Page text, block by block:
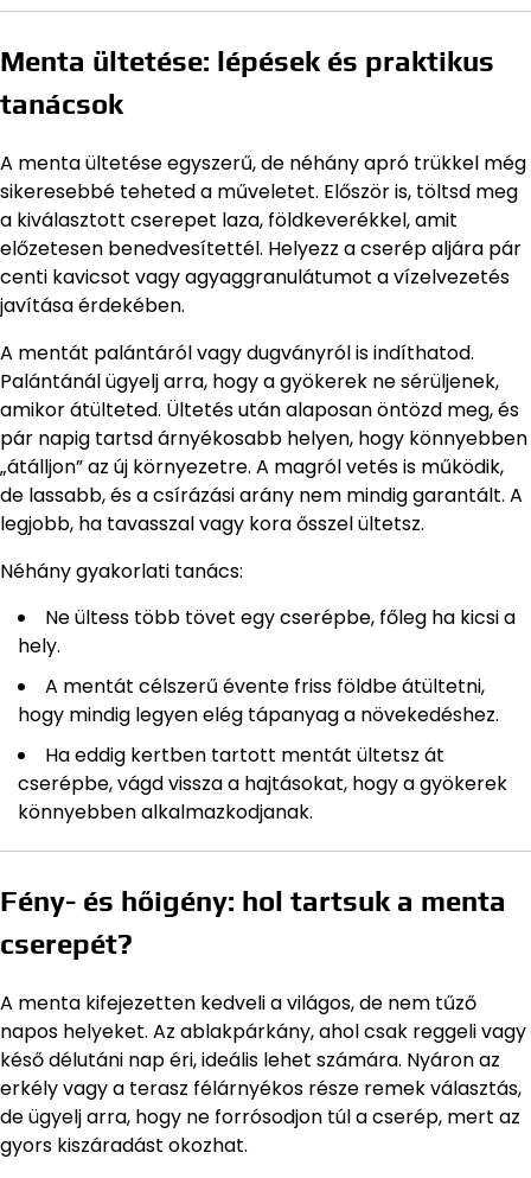
Menta ültetése: lépések és praktikus
tanácsok
A menta ültetése egyszerű, de néhány apró trükkel még
sikeresebbé teheted a műveletet. Először is, töltsd meg
a kiválasztott cserepet laza, földkeverékkel, amit
előzetesen benedvesítettél. Helyezz a cserép aljára pár
centi kavicsot vagy agyaggranulátumot a vízelvezetés
javítása érdekében.
A mentát palántáról vagy dugványról is indíthatod.
Palántánál ügyelj arra, hogy a gyökerek ne sérüljenek,
amikor átülteted. Ültetés után alaposan öntözd meg, és
pár napig tartsd árnyékosabb helyen, hogy könnyebben
„átálljon” az új környezetre. A magról vetés is működik,
de lassabb, és a csírázási arány nem mindig garantált. A
legjobb, ha tavasszal vagy kora ősszel ültetsz.
Néhány gyakorlati tanács:
Ne ültess több tövet egy cserépbe, főleg ha kicsi a
hely.
A mentát célszerű évente friss földbe átültetni,
hogy mindig legyen elég tápanyag a növekedéshez.
Ha eddig kertben tartott mentát ültetsz át
cserépbe, vágd vissza a hajtásokat, hogy a gyökerek
könnyebben alkalmazkodjanak.
Fény- és hőigény: hol tartsuk a menta
cserepét?
A menta kifejezetten kedveli a világos, de nem tűző
napos helyeket. Az ablakpárkány, ahol csak reggeli vagy
késő délutáni nap éri, ideális lehet számára. Nyáron az
erkély vagy a terasz félárnyékos része remek választás,
de ügyelj arra, hogy ne forrósodjon túl a cserép, mert az
gyors kiszáradást okozhat.